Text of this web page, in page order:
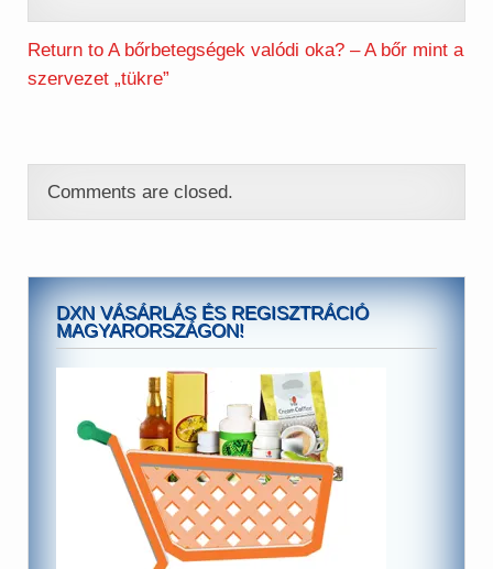
Return to A bőrbetegségek valódi oka? – A bőr mint a
szervezet „tükre”
Comments are closed.
DXN VÁSÁRLÁS ÉS REGISZTRÁCIÓ
MAGYARORSZÁGON!